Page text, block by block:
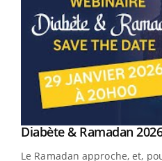
Youtube
Diabète & Ramadan 2026
Le Ramadan approche, et,